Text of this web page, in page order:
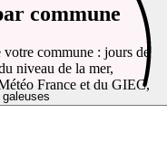
galeuses
commune
commune : jours de
niveau de la mer,
France et du GIEC,